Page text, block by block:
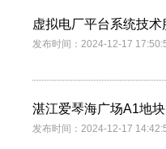
虚拟电厂平台系统技
发布时间：2024-12-17
湛江爱琴海广场A1地
发布时间：2024-12-17